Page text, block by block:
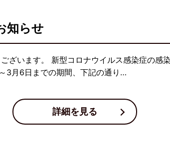
知らせ
ざいます。 新型コロナウイルス感染症の感
3月6日までの期間、下記の通り…
詳細を見る